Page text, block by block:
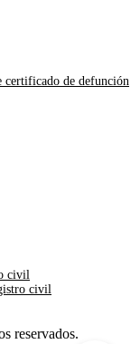
certificado de defunción
civil
civil
reservados.